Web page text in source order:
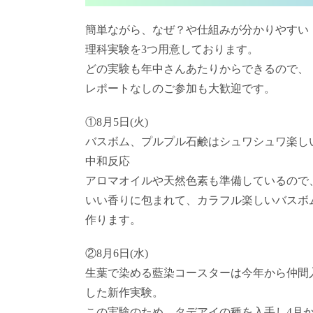
簡単ながら、なぜ？や仕組みが分かりやすい
理科実験を3つ用意しております。
どの実験も年中さんあたりからできるので、
レポートなしのご参加も大歓迎です。
①8月5日(火)
バスボム、プルプル石鹸はシュワシュワ楽し
中和反応
アロマオイルや天然色素も準備しているので
いい香りに包まれて、カラフル楽しいバスボ
作ります。
②8月6日(水)
生葉で染める藍染コースターは今年から仲間
した新作実験。